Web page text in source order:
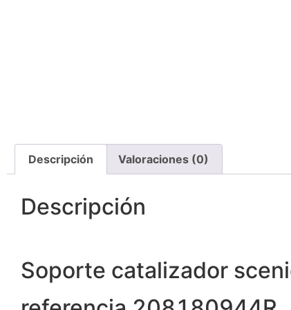
Descripción Valoraciones (0)
Descripción
Soporte catalizador